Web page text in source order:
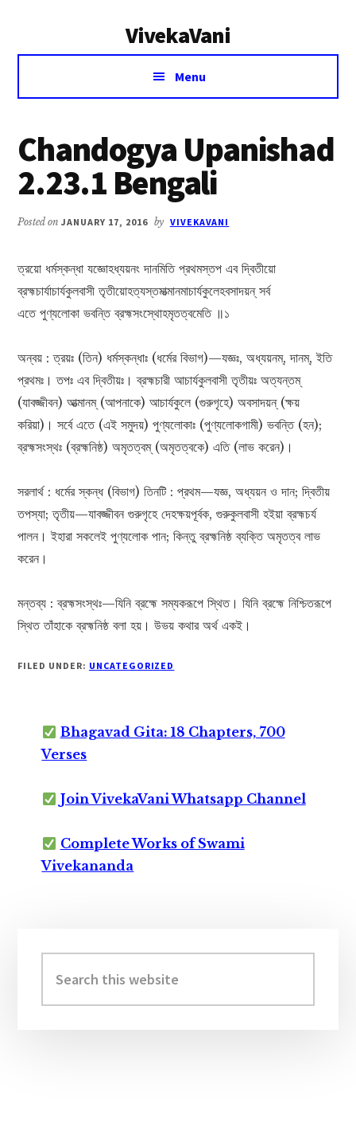
VivekaVani
Voice
Vivekananda
Menu
Chandogya Upanishad
2.23.1 Bengali
Posted onJANUARY 17, 2016 by VIVEKAVANI
ত্রয়ো ধর্মস্কন্ধা যজ্ঞোহধ্যয়নং দানমিতি প্রথমস্তপ এব দ্বিতীয়ো
ব্রহ্মচার্যাচার্যকুলবাসী তৃতীয়োহত্যস্তমাত্মানমাচাৰ্যকুলেহবসাদয়ন্ সর্ব
এতে পুণ্যলোকা ভবন্তি ব্রহ্মসংস্থোহমৃতত্বমেতি ॥১
অন্বয় : ত্রয়ঃ (তিন) ধর্মস্কন্ধাঃ (ধর্মের বিভাগ)—যজ্ঞঃ, অধ্যয়নম্, দানম্, ইতি
প্রথমঃ। তপঃ এব দ্বিতীয়ঃ। ব্রহ্মচারী আচার্যকুলবাসী তৃতীয়ঃ অত্যন্তম্
(যাবজ্জীবন) আত্মানম্ (আপনাকে) আচার্যকুলে (গুরুগৃহে) অবসাদয়ন্ (ক্ষয়
করিয়া)। সৰ্বে এতে (এই সমুদয়) পুণ্যলোকাঃ (পুণ্যলোকগামী) ভবন্তি (হন);
ব্রহ্মসংস্থঃ (ব্রহ্মনিষ্ঠ) অমৃতত্বম্ (অমৃতত্বকে) এতি (লাভ করেন)।
সরলার্থ : ধর্মের স্কন্ধ (বিভাগ) তিনটি : প্রথম—যজ্ঞ, অধ্যয়ন ও দান; দ্বিতীয়
তপস্যা; তৃতীয়—যাবজ্জীবন গুরুগৃহে দেহক্ষয়পূর্বক, গুরুকুলবাসী হইয়া ব্রহ্মচর্য
পালন। ইহারা সকলেই পুণ্যলোক পান; কিন্তু ব্রহ্মনিষ্ঠ ব্যক্তি অমৃতত্ব লাভ
করেন।
মন্তব্য : ব্রহ্মসংস্থঃ—যিনি ব্রহ্মে সম্যকরূপে স্থিত। যিনি ব্রহ্মে নিশ্চিতরূপে
স্থিত তাঁহাকে ব্রহ্মনিষ্ঠ বলা হয়। উভয় কথার অর্থ একই।
FILED UNDER: UNCATEGORIZED
Bhagavad Gita: 18 Chapters, 700
Verses
Join VivekaVani Whatsapp Channel
Complete Works of Swami
Vivekananda
Sidebar
this
website